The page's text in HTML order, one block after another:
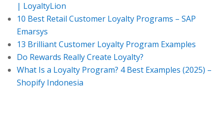
| LoyaltyLion
10 Best Retail Customer Loyalty Programs – SAP
Emarsys
13 Brilliant Customer Loyalty Program Examples
Do Rewards Really Create Loyalty?
What Is a Loyalty Program? 4 Best Examples (2025) –
Shopify Indonesia